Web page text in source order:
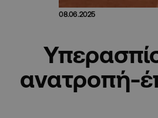
08.06.2025
ανατροπή-